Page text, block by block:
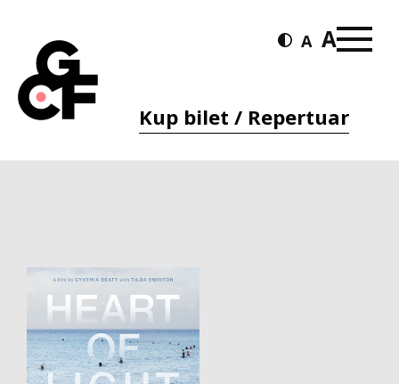
Kup bilet / Repertuar